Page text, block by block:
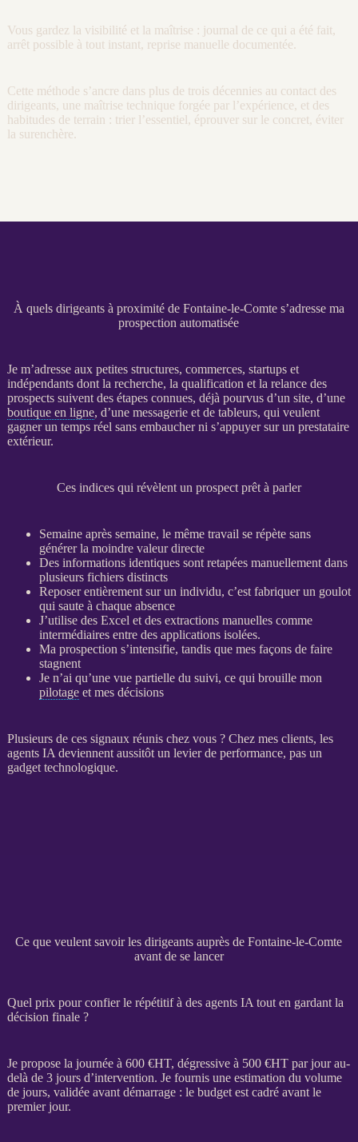
Vous gardez la visibilité et la maîtrise : journal de ce qui a été fait,
arrêt possible à tout instant, reprise manuelle documentée.
Cette méthode s’ancre dans plus de trois décennies au contact des
dirigeants, une maîtrise technique forgée par l’expérience, et des
habitudes de terrain : trier l’essentiel, éprouver sur le concret, éviter
la surenchère.
À quels dirigeants à proximité de Fontaine-le-Comte s’adresse ma
prospection automatisée
Je m’adresse aux petites structures, commerces, startups et
indépendants dont la recherche, la qualification et la relancedes
prospectssuivent des étapes connues, déjà pourvus d’un site, d’une
boutique en ligne, d’une messagerie et de tableurs, qui veulent
gagner un temps réel sans embaucher ni s’appuyer sur un prestataire
extérieur.
Ces indices qui révèlent un prospect prêt à parler
Semaine après semaine, le même travail se répète sans
générer la moindre valeur directe
Des informations identiques sont retapées manuellement dans
plusieurs fichiers distincts
Reposer entièrement sur un individu, c’est fabriquer un goulot
qui saute à chaque absence
J’utilise des Excel et des extractions manuelles comme
intermédiaires entre des applicationsisolées.
Ma prospection s’intensifie, tandis que mes façons de faire
stagnent
Je n’ai qu’une vue partielle du suivi, ce qui brouille mon
pilotageet mes décisions
Plusieurs de ces signaux réunis chez vous ? Chez mes clients, les
agents IA deviennent aussitôt un levier de performance, pas un
gadget technologique.
Ce que veulent savoir les dirigeants auprès de Fontaine-le-Comte
avant de se lancer
Quel prix pour confier le répétitif à des agents IA tout en gardant la
décision finale ?
Je propose la journée à 600 €HT, dégressive à 500 €HTpar jour au-
delà de 3 jours d’intervention. Je fournis une estimation du volume
de jours, validée avant démarrage : le budget est cadré avant le
premier jour.